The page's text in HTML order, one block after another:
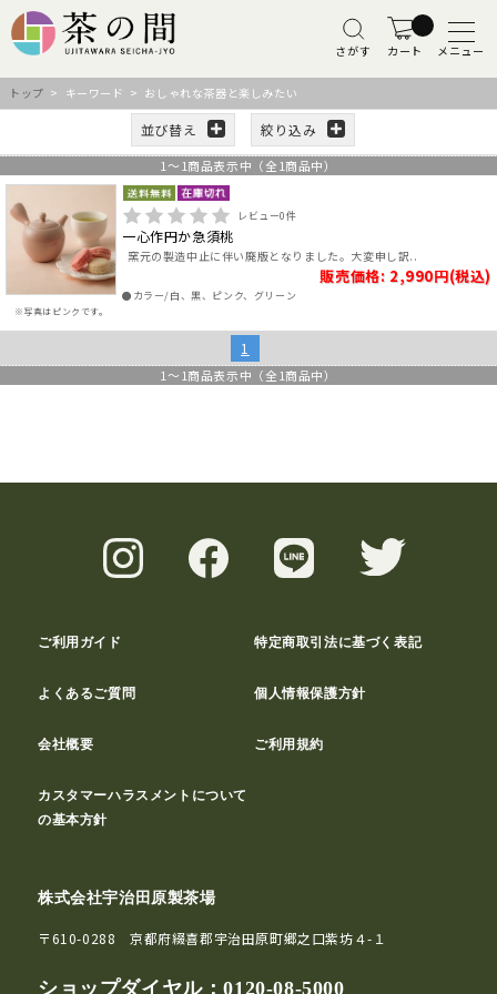
さがす カート メニュー
トップ > キーワード > おしゃれな茶器と楽しみたい
並び替え 絞り込み
1 ～ 1商品表示中（全 1商品中）
※写真はピンクです。
レビュー0件
一心作円か急須桃
窯元の製造中止に伴い廃版となりました。大変申し訳..
販売価格: 2,990円(税込)
●カラー/白、黒、ピンク、グリーン
1
1 ～ 1商品表示中（全 1商品中）
ご利用ガイド 特定商取引法に基づく表記
よくあるご質問 個人情報保護方針
会社概要 ご利用規約
カスタマーハラスメントについて
の基本方針
株式会社宇治田原製茶場
〒610-0288 京都府綴喜郡宇治田原町郷之口紫坊４-１
ショップダイヤル：0120-08-5000